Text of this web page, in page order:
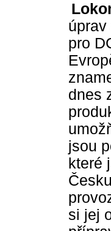
pro
dnes
jsou
které
si jej